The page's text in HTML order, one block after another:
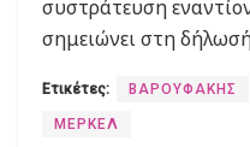
συστράτευση
σημειώνει στη
Ετικέτες: ΒΑΡΟΥΦΑΚΗΣ
ΜΕΡΚΕΛ